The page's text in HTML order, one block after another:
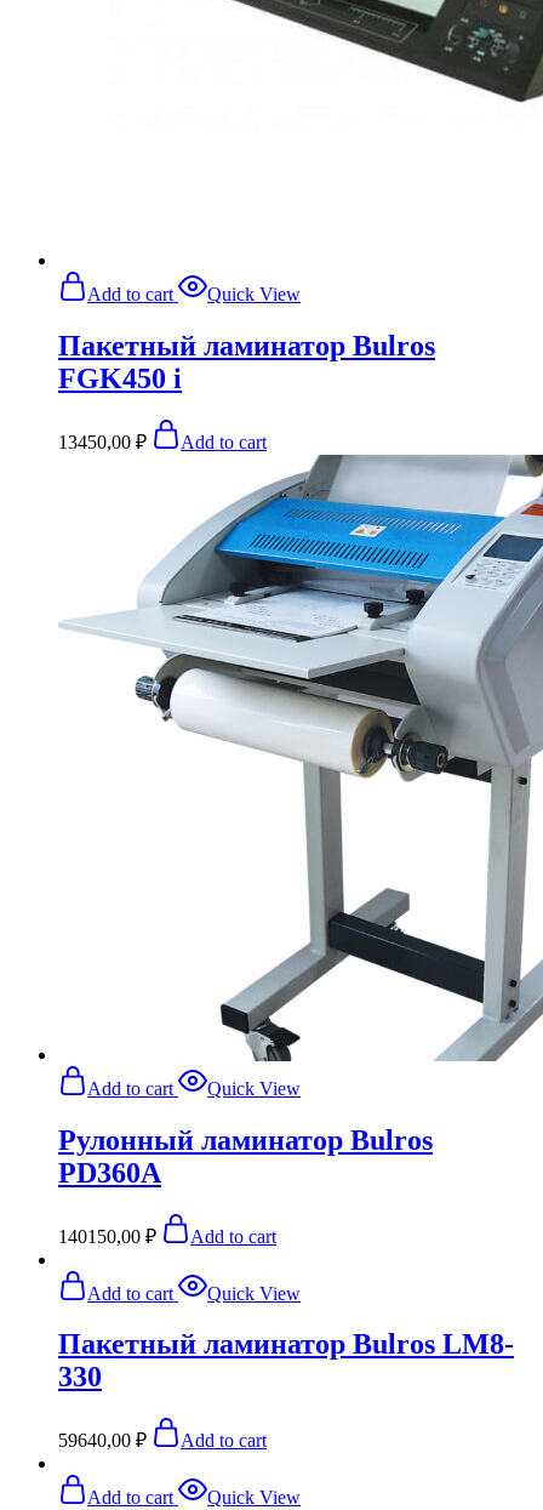
Add to cart Quick View
Пакетный ламинатор Bulros
FGK450 i
13450,00 ₽ Add to cart
Add to cart Quick View
Рулонный ламинатор Bulros
PD360A
140150,00 ₽ Add to cart
Add to cart Quick View
Пакетный ламинатор Bulros LM8-
330
59640,00 ₽ Add to cart
Add to cart Quick View